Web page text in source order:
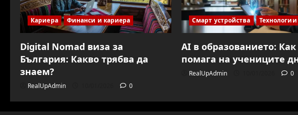
Кариера Финанси и кариера
Digital Nomad виза за
България: Какво трябва да
знаем?
RealUpAdmin 0
Смарт устройства Технологии
AI в образованието: Как
помага на учениците
RealUpAdmin 0